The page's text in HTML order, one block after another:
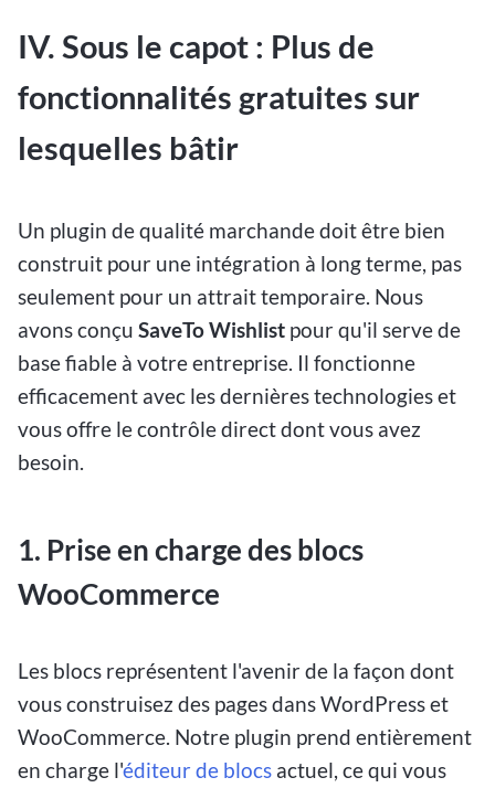
IV. Sous le capot : Plus de
fonctionnalités gratuites sur
lesquelles bâtir
Un plugin de qualité marchande doit être bien
construit pour une intégration à long terme, pas
seulement pour un attrait temporaire. Nous
avons conçu SaveTo Wishlist pour qu'il serve de
base fiable à votre entreprise. Il fonctionne
efficacement avec les dernières technologies et
vous offre le contrôle direct dont vous avez
besoin.
1. Prise en charge des blocs
WooCommerce
Les blocs représentent l'avenir de la façon dont
vous construisez des pages dans WordPress et
WooCommerce. Notre plugin prend entièrement
en charge l'éditeur de blocs actuel, ce qui vous